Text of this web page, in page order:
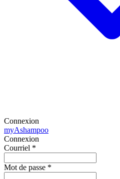
Connexion
myAshampoo
Connexion
Courriel *
Mot de passe *